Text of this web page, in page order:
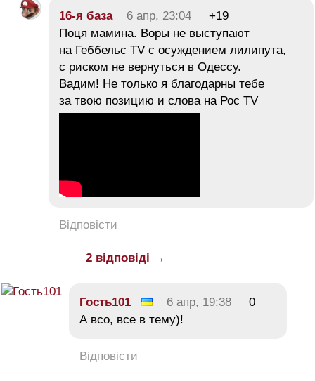
16-я база 6 апр, 23:04
+19
Поця мамина. Воры не выступают
на Геббельс TV с осуждением лилипута,
с риском не вернуться в Одессу.
Вадим! Не только я благодарны тебе
за твою позицию и слова на Рос TV
Відповісти
2 відповіді →
Гость101 6 апр, 19:38
0
А всо, все в тему)!
Відповісти